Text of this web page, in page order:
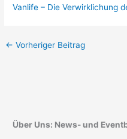
Vanlife – Die Verwirklichung
← Vorheriger Beitrag
Über Uns: News- und